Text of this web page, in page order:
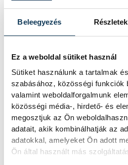
Beleegyezés Részletek
Ez a weboldal sütiket használ
Sütiket használunk a tartalmak
szabásához, közösségi funkciók
valamint weboldalforgalmunk
közösségi média-, hirdető- és
megosztjuk az Ön
adatait, akik kombinálhatják az
adatokkal, amelyeket Ön adott
Ön által használt más
esetében bízhatunk
állandósult
egyik kérdésben
kérdésben pedig nyerve"
őrizni, gyarapítani
Ahogy Helsinki közel 20
álomszerű fordulatot
európai országokban, és
jogállamiságot, az
érvényesülését, úgy a